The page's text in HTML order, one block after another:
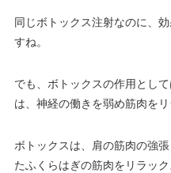
同じボトックス注射なのに、
すね。
でも、ボトックスの作用とし
は、神経の働きを弱め筋肉を
ボトックスは、肩の筋肉の強
たふくらはぎの筋肉をリラッ